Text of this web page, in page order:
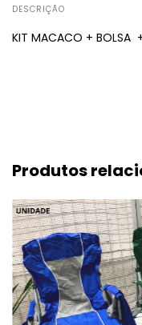
DESCRIÇÃO
KIT MACACO + BOLSA
Produtos